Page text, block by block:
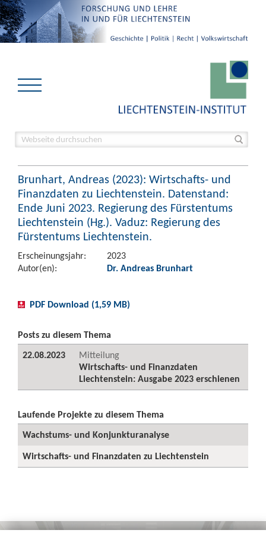
Brunhart, Andreas (2023): Wirtschafts- und
Finanzdaten zu Liechtenstein. Datenstand:
Ende Juni 2023. Regierung des Fürstentums
Liechtenstein (Hg.). Vaduz: Regierung des
Fürstentums Liechtenstein.
Erscheinungsjahr:
2023
Autor(en):
Dr. Andreas Brunhart
PDF Download (1,59 MB)
Posts zu diesem Thema
22.08.2023
Mitteilung
Wirtschafts- und Finanzdaten
Liechtenstein: Ausgabe 2023 erschienen
Laufende Projekte zu diesem Thema
Wachstums- und Konjunkturanalyse
Wirtschafts- und Finanzdaten zu Liechtenstein